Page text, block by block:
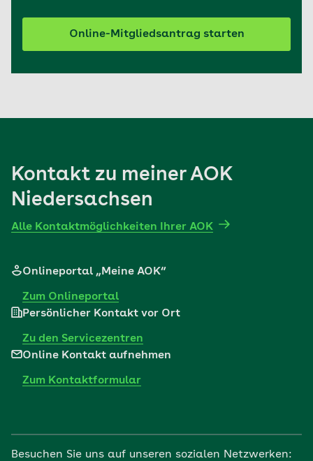
Online-Mitgliedsantrag starten
Kontakt zu meiner AOK
Niedersachsen
Alle Kontaktmöglichkeiten Ihrer AOK
Onlineportal „Meine AOK“
Zum Onlineportal
Persönlicher Kontakt vor Ort
Zu den Servicezentren
Online Kontakt aufnehmen
Zum Kontaktformular
Besuchen Sie uns auf unseren sozialen Netzwerken: